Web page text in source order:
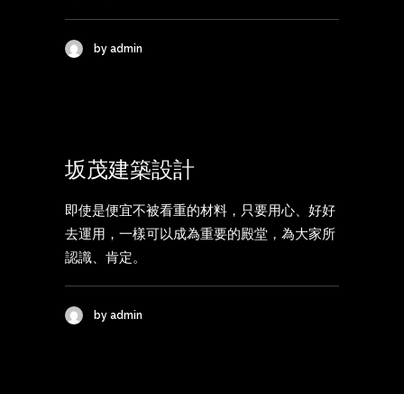
by admin
坂茂建築設計
即使是便宜不被看重的材料，只要用心、好好
去運用，一樣可以成為重要的殿堂，為大家所
認識、肯定。
by admin